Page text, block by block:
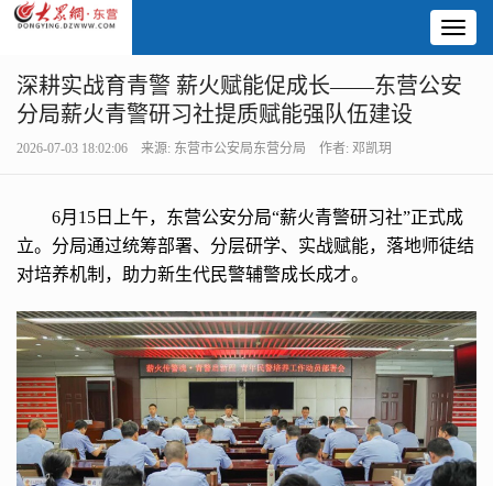
深耕实战育青警 薪火赋能促成长——东营公安
分局薪火青警研习社提质赋能强队伍建设
2026-07-03 18:02:06 来源: 东营市公安局东营分局 作者: 邓凯玥
6月15日上午，东营公安分局“薪火青警研习社”正式成
立。分局通过统筹部署、分层研学、实战赋能，落地师徒结
对培养机制，助力新生代民警辅警成长成才。